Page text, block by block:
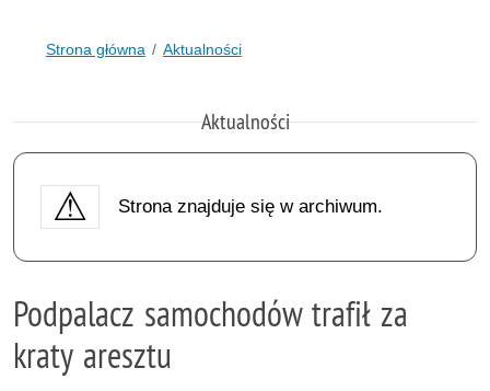
Strona główna Aktualności
Aktualności
Strona znajduje się w archiwum.
Podpalacz samochodów trafił za
kraty aresztu